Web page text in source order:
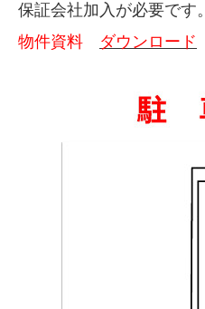
保証会社加入が必要です。
物件資料 ダウンロード